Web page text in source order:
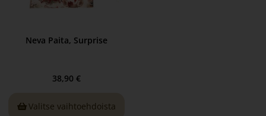
Neva Paita, Surprise
38,90 €
Valitse vaihtoehdoista